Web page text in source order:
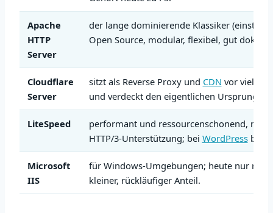
Apache
HTTP
Server
der lange dominierende Klassiker (einst
Open Source, modular, flexibel, gut
Cloudflare
Server
sitzt als Reverse Proxy und CDN vor vielen
und verdeckt den eigentlichen
LiteSpeed
performant und ressourcenschonend, mit
HTTP/3-Unterstützung; bei WordPress
Microsoft
IIS
für Windows-Umgebungen; heute nur
kleiner, rückläufiger Anteil.